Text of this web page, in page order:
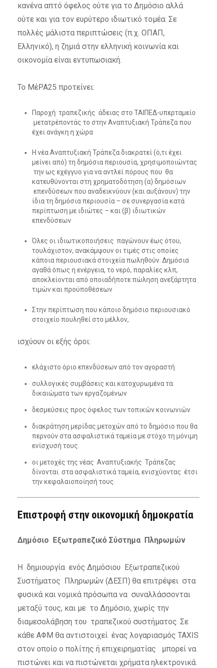
κανένα απτό όφελος ούτε για το Δημόσιο αλλά
ούτε και για τον ευρύτερο ιδιωτικό τομέα. Σε
πολλές μάλιστα περιπτώσεις (π.χ. ΟΠΑΠ,
Ελληνικό), η ζημιά στην ελληνική κοινωνία και
οικονομία είναι εντυπωσιακή.
Το ΜέΡΑ25 προτείνει:
Παροχή τραπεζικής άδειας στο ΤΑΙΠΕΔ-υπερταμείο
μετατρέποντάς το στην Αναπτυξιακή Τράπεζα που
έχει ανάγκη η χώρα
Η νέα Αναπτυξιακή Τράπεζα διακρατεί (ό,τι έχει
μείνει από) τη δημόσια περιουσία, χρησιμοποιώντας
την ως εχέγγυο για να αντλεί πόρους που θα
κατευθύνονται στη χρηματοδότηση (α) δημόσιων
επενδύσεων που αναδεικνύουν (και αυξάνουν) την
ίδια τη δημόσια περιουσία – σε συνεργασία κατά
περίπτωση με ιδιώτες – και (β) ιδιωτικών
επενδύσεων
Όλες οι ιδιωτικοποιήσεις παγώνουν έως ότου,
τουλάχιστον, ανακάμψουν οι τιμές στις οποίες
κάποια περιουσιακά στοιχεία πωληθούν. Δημόσια
αγαθά όπως η ενέργεια, το νερό, παραλίες κλπ,
αποκλείονται από οποιαδήποτε πώληση ανεξάρτητα
τιμών και προϋποθέσεων
Στην περίπτωση που κάποιο δημόσιο περιουσιακό
στοιχείο πουληθεί στο μέλλον,
ισχύουν οι εξής όροι:
ελάχιστο όριο επενδύσεων από τον αγοραστή
συλλογικές συμβάσεις και κατοχυρωμένα τα
δικαιώματα των εργαζομένων
δεσμεύσεις προς όφελος των τοπικών κοινωνιών
διακράτηση μερίδας μετοχών από το δημόσιο που θα
περνούν στα ασφαλιστικά ταμεία με στόχο τη μόνιμη
ενίσχυσή τους.
οι μετοχές της νέας Αναπτυξιακής Τράπεζας
δίνονται στα ασφαλιστικά ταμεία, ενισχύοντας έτσι
την κεφαλαιοποίησή τους.
Επιστροφή στην οικονομική δημοκρατία
Δημόσιο Εξωτραπεζικό Σύστημα Πληρωμών
Η δημιουργία ενός Δημόσιου Εξωτραπεζικού
Συστήματος Πληρωμών (ΔΕΣΠ) θα επιτρέψει στα
φυσικά και νομικά πρόσωπα να συναλλάσσονται
μεταξύ τους, και με το Δημόσιο, χωρίς την
διαμεσολάβηση του τραπεζικού συστήματος. Σε
κάθε ΑΦΜ θα αντιστοιχεί ένας λογαριασμός TAXIS
στον οποίο ο πολίτης ή επιχειρηματίας μπορεί να
πιστώνει και να πιστώνεται χρήματα ηλεκτρονικά.